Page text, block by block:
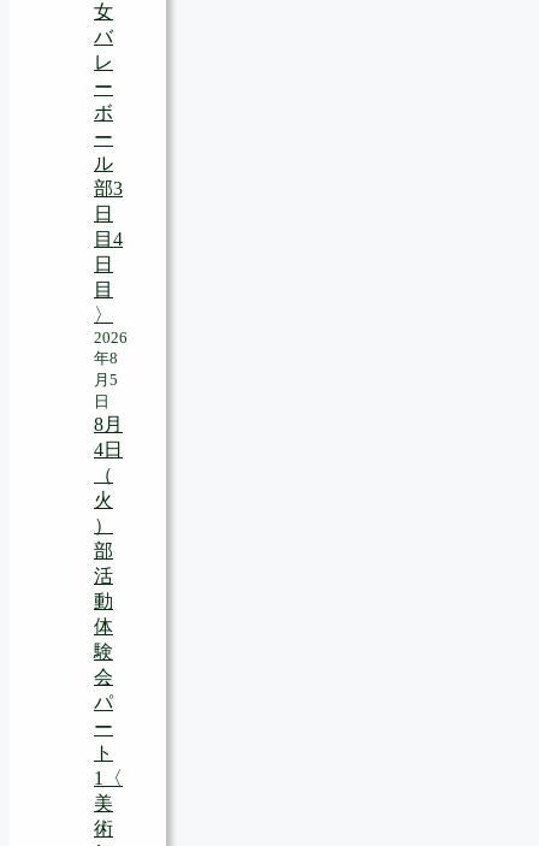
女
バ
レ
ー
ボ
ー
ル
部3
日
目4
日
目
〉
2026
年8
月5
日
8月
4日
（
火
）
部
活
動
体
験
会
パ
ー
ト
1〈
美
術